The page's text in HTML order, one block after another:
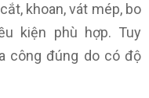
khoan, vát mép, bo
kiện phù hợp. Tuy
công đúng do có độ